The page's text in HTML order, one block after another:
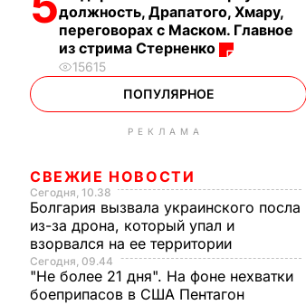
должность, Драпатого, Хмару,
переговорах с Маском. Главное
из стрима Стерненко
15615
ПОПУЛЯРНОЕ
РЕКЛАМА
СВЕЖИЕ НОВОСТИ
Сегодня, 10.38
Болгария вызвала украинского посла
из-за дрона, который упал и
взорвался на ее территории
Сегодня, 09.44
"Не более 21 дня". На фоне нехватки
боеприпасов в США Пентагон